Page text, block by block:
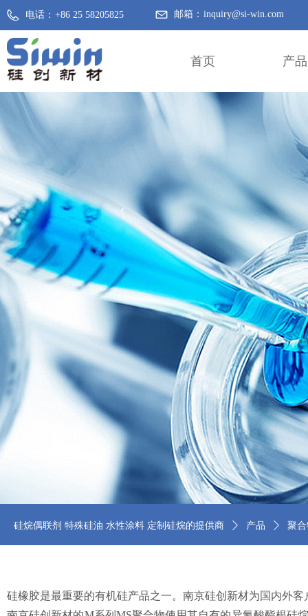
首页 产品
电话： +86 25 58205825 邮箱： inquiry@si-win.com
硅烷偶联剂 特殊硅油 水性涂料 定制硅烷的提供商 ꄲ 产品 ꄲ 聚
硅橡胶是最重要的有机硅产品之一。南京硅创新材为国内外